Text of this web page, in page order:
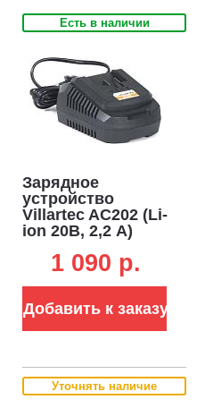
Есть в наличии
Зарядное
устройство
Villartec AC202 (Li-
ion 20В, 2,2 А)
1 090 p.
Добавить к заказу
Уточнять наличие